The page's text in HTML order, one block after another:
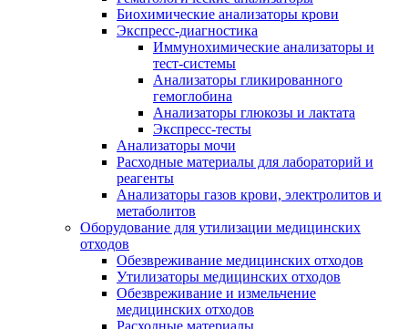
Биохимические анализаторы крови
Экспресс-диагностика
Иммунохимические анализаторы и
тест-системы
Анализаторы гликированного
гемоглобина
Анализаторы глюкозы и лактата
Экспресс-тесты
Анализаторы мочи
Расходные материалы для лабораторий и
реагенты
Анализаторы газов крови, электролитов и
метаболитов
Оборудование для утилизации медицинских
отходов
Обезвреживание медицинских отходов
Утилизаторы медицинских отходов
Обезвреживание и измельчение
медицинских отходов
Расходные материалы